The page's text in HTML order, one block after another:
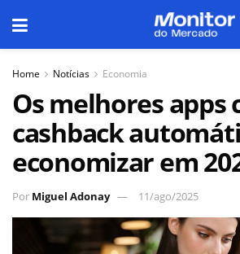
Home Notícias Economia
Os melhores apps
cashback
economizar em
Por Miguel Adonay 11/ago/2025